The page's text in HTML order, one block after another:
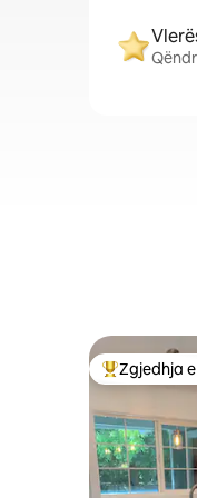
Më të mirat
Zgjedhja